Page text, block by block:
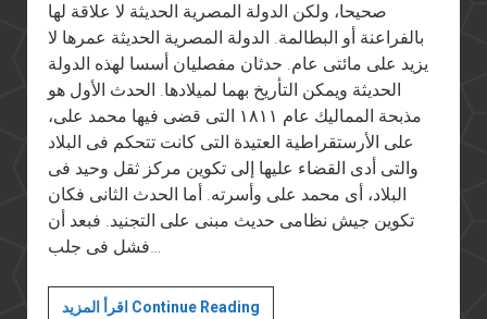
صحيحا، ولكن الدولة المصرية الحديثة لا علاقة لها
بالفراعنة أو البطالمة. الدولة المصرية الحديثة عمرها لا
يزيد على مائتى عام. حدثان مفصليان أسسا لهذه الدولة
الحديثة ويمكن التأريخ بهما لميلادها. الحدث الأول هو
مذبحة المماليك عام ١٨١١ التى قضى فيها محمد على،
على الأرستقراطية العتيدة التى كانت تتحكم فى البلاد
والتى أدى القضاء عليها إلى تكوين مركز ثقل وحيد فى
البلاد، أى محمد على وأسرته. أما الحدث الثانى فكان
تكوين جيش نظامى حديث مبنى على التجنيد. فبعد أن
فشل فى جلب…
اقرأ المزيد Continue Readingهيبة